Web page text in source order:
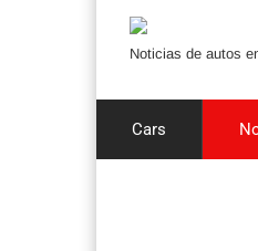
Noticias de autos
Cars